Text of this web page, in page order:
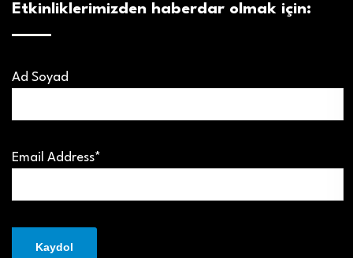
Etkinliklerimizden haberdar olmak için:
Ad Soyad
Email Address*